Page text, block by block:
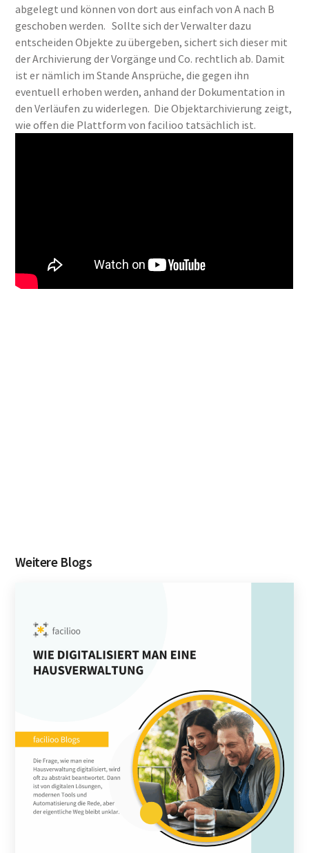
abgelegt und können von dort aus einfach von A nach B
geschoben werden. Sollte sich der Verwalter dazu
entscheiden Objekte zu übergeben, sichert sich dieser mit
der Archivierung der Vorgänge und Co. rechtlich ab. Damit
ist er nämlich im Stande Ansprüche, die gegen ihn
eventuell erhoben werden, anhand der Dokumentation in
den Verläufen zu widerlegen. Die Objektarchivierung zeigt,
wie offen die Plattform von facilioo tatsächlich ist.
Weitere Blogs